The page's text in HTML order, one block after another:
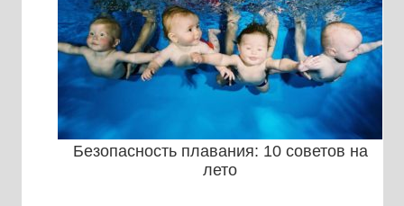
Безопасность плавания: 10 советов на
лето